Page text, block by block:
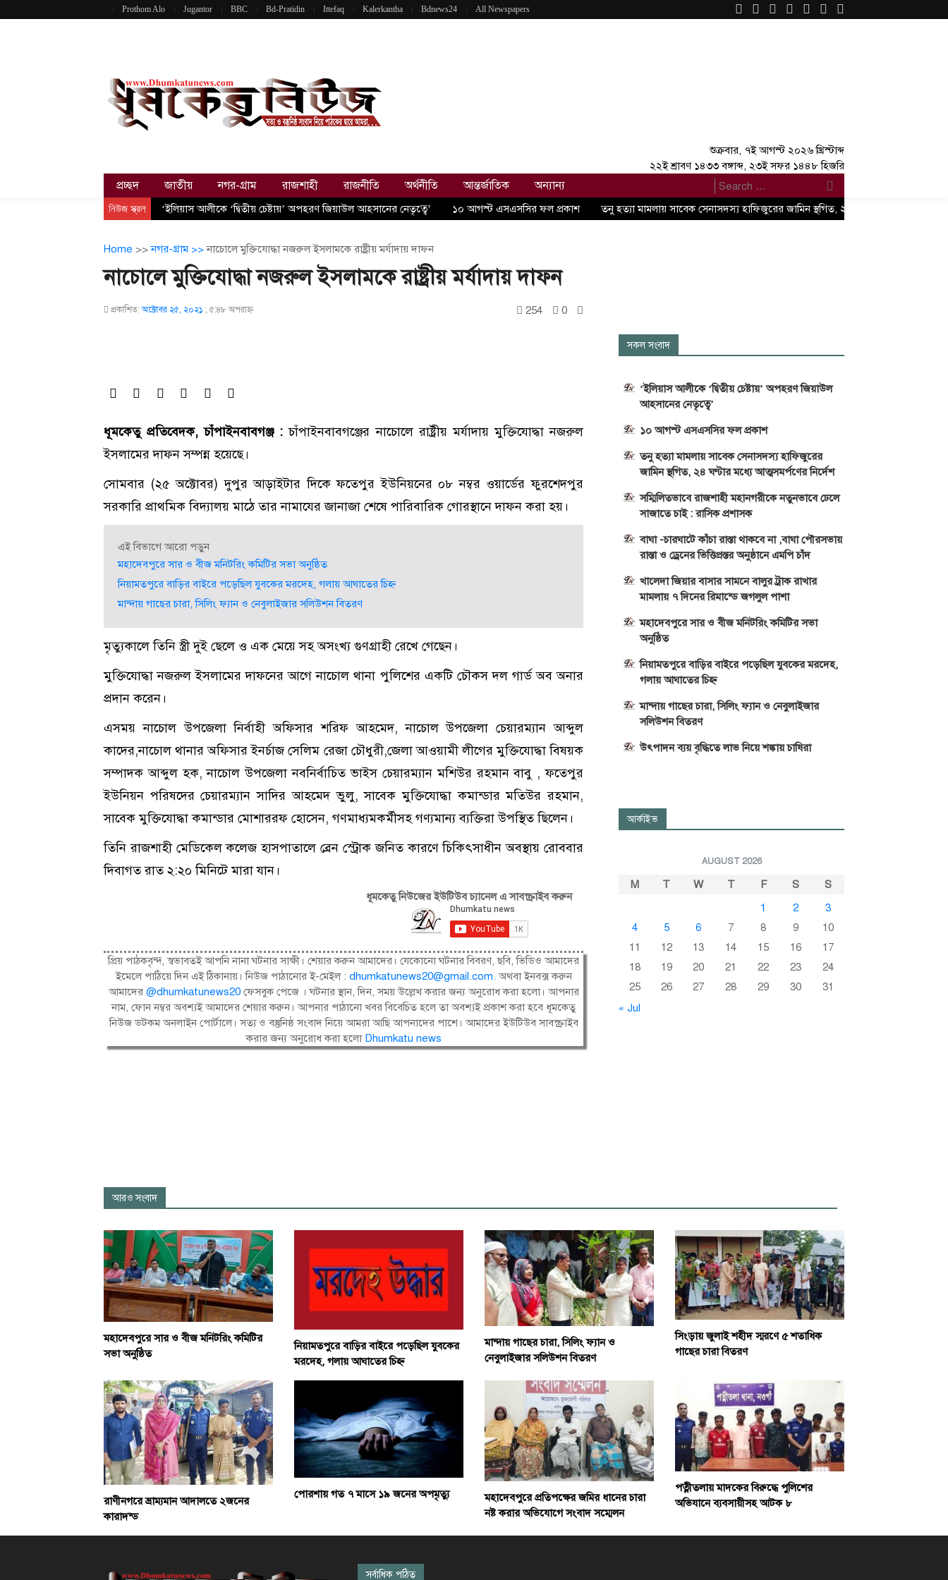
Prothom Alo Jugantor BBC Bd-Pratidin Ittefaq Kalerkantha Bdnews24 All Newspapers
শুক্রবার, ৭ই আগস্ট ২০২৬ খ্রিস্টাব্দ
২২ই শ্রাবণ ১৪৩৩ বঙ্গাব্দ, ২৩ই সফর ১৪৪৮ হিজরি
প্রচ্ছদ জাতীয় নগর-গ্রাম রাজশাহী রাজনীতি অর্থনীতি আন্তর্জাতিক অন্যান্য
×
নিউজ স্ক্রল ‘ইলিয়াস আলীকে ‘দ্বিতীয় চেষ্টায়’ অপহরণ জিয়াউল আহসানের নেতৃত্বে’ ১০ আগস্ট এসএসসির ফল প্রকাশ তনু হত্যা মামলায় সাবেক সেনাসদস্য হাফিজুরের জামিন স্থগিত, ২৪ ঘণ্টার মধ্যে
Home >>নগর-গ্রাম >>নাচোলে মুক্তিযোদ্ধা নজরুল ইসলামকে রাষ্ট্রীয় মর্যাদায় দাফন
নাচোলে মুক্তিযোদ্ধা নজরুল ইসলামকে রাষ্ট্রীয় মর্যাদায় দাফন
প্রকাশিত:অক্টোবর ২৫, ২০২১ ; ৫:৪৮ অপরাহ্ণ 254 0
ধূমকেতু প্রতিবেদক, চাঁপাইনবাবগঞ্জ :চাঁপাইনবাবগঞ্জের নাচোলে রাষ্ট্রীয় মর্যাদায় মুক্তিযোদ্ধা নজরুল
ইসলামের দাফন সম্পন্ন হয়েছে।
সোমবার (২৫ অক্টোবর) দুপুর আড়াইটার দিকে ফতেপুর ইউনিয়নের ০৮ নম্বর ওয়ার্ডের ফুরশেদপুর
সরকারি প্রাথমিক বিদ্যালয় মাঠে তার নামাযের জানাজা শেষে পারিবারিক গোরস্থানে দাফন করা হয়।
এই বিভাগে আরো পড়ুন
মহাদেবপুরে সার ও বীজ মনিটরিং কমিটির সভা অনুষ্ঠিত
নিয়ামতপুরে বাড়ির বাইরে পড়েছিল যুবকের মরদেহ, গলায় আঘাতের চিহ্ন
মান্দায় গাছের চারা, সিলিং ফ্যান ও নেবুলাইজার সলিউশন বিতরণ
মৃত্যুকালে তিনি স্ত্রী দুই ছেলে ও এক মেয়ে সহ অসংখ্য গুণগ্রাহী রেখে গেছেন।
মুক্তিযোদ্ধা নজরুল ইসলামের দাফনের আগে নাচোল থানা পুলিশের একটি চৌকস দল গার্ড অব অনার
প্রদান করেন।
এসময় নাচোল উপজেলা নির্বাহী অফিসার শরিফ আহমেদ, নাচোল উপজেলা চেয়ারম্যান আব্দুল
কাদের,নাচোল থানার অফিসার ইনর্চাজ সেলিম রেজা চৌধুরী,জেলা আওয়ামী লীগের মুক্তিযোদ্ধা বিষয়ক
সম্পাদক আব্দুল হক, নাচোল উপজেলা নবনির্বাচিত ভাইস চেয়ারম্যান মশিউর রহমান বাবু , ফতেপুর
ইউনিয়ন পরিষদের চেয়ারম্যান সাদির আহমেদ ভুলু, সাবেক মুক্তিযোদ্ধা কমান্ডার মতিউর রহমান,
সাবেক মুক্তিযোদ্ধা কমান্ডার মোশাররফ হোসেন, গণমাধ্যমকর্মীসহ গণ্যমান্য ব্যক্তিরা উপস্থিত ছিলেন।
তিনি রাজশাহী মেডিকেল কলেজ হাসপাতালে ব্রেন স্ট্রোক জনিত কারণে চিকিৎসাধীন অবস্থায় রোববার
দিবাগত রাত ২:২০ মিনিটে মারা যান।
ধূমকেতু নিউজের ইউটিউব চ্যানেল এ সাবস্ক্রাইব করুন
প্রিয় পাঠকবৃন্দ, স্বভাবতই আপনি নানা ঘটনার সাক্ষী। শেয়ার করুন আমাদের। যেকোনো ঘটনার বিবরণ, ছবি, ভিডিও আমাদের
ইমেলে পাঠিয়ে দিন এই ঠিকানায়। নিউজ পাঠানোর ই-মেইল : dhumkatunews20@gmail.com. অথবা ইনবক্স করুন
আমাদের@dhumkatunews20 ফেসবুক পেজে । ঘটনার স্থান, দিন, সময় উল্লেখ করার জন্য অনুরোধ করা হলো। আপনার
নাম, ফোন নম্বর অবশ্যই আমাদের শেয়ার করুন। আপনার পাঠানো খবর বিবেচিত হলে তা অবশ্যই প্রকাশ করা হবে ধূমকেতু
নিউজ ডটকম অনলাইন পোর্টালে। সত্য ও বস্তুনিষ্ঠ সংবাদ নিয়ে আমরা আছি আপনাদের পাশে। আমাদের ইউটিউব সাবস্ক্রাইব
করার জন্য অনুরোধ করা হলো Dhumkatu news
সকল সংবাদ
‘ইলিয়াস আলীকে ‘দ্বিতীয় চেষ্টায়’ অপহরণ জিয়াউল
আহসানের নেতৃত্বে’
১০ আগস্ট এসএসসির ফল প্রকাশ
তনু হত্যা মামলায় সাবেক সেনাসদস্য হাফিজুরের
জামিন স্থগিত, ২৪ ঘণ্টার মধ্যে আত্মসমর্পণের নির্দেশ
সম্মিলিতভাবে রাজশাহী মহানগরীকে নতুনভাবে ঢেলে
সাজাতে চাই : রাসিক প্রশাসক
বাঘা -চারঘাটে কাঁচা রাস্তা থাকবে না ,বাঘা পৌরসভায়
রাস্তা ও ড্রেনের ভিত্তিপ্রস্তর অনুষ্ঠানে এমপি চাঁদ
খালেদা জিয়ার বাসার সামনে বালুর ট্রাক রাখার
মামলায় ৭ দিনের রিমান্ডে জগলুল পাশা
মহাদেবপুরে সার ও বীজ মনিটরিং কমিটির সভা
অনুষ্ঠিত
নিয়ামতপুরে বাড়ির বাইরে পড়েছিল যুবকের মরদেহ,
গলায় আঘাতের চিহ্ন
মান্দায় গাছের চারা, সিলিং ফ্যান ও নেবুলাইজার
সলিউশন বিতরণ
উৎপাদন ব্যয় বৃদ্ধিতে লাভ নিয়ে শঙ্কায় চাষিরা
আর্কাইভ
AUGUST 2026
M T W T F S
S
1
2
3
4
5 6 7 8 9
10
11
12 13 14 15 16
17
18
19 20 21 22 23
24
25
26 27 28 29 30
31
« Jul
আরও সংবাদ
মহাদেবপুরে সার ও বীজ মনিটরিং কমিটির
সভা অনুষ্ঠিত
নিয়ামতপুরে বাড়ির বাইরে পড়েছিল যুবকের
মরদেহ, গলায় আঘাতের চিহ্ন
মান্দায় গাছের চারা, সিলিং ফ্যান ও
নেবুলাইজার সলিউশন বিতরণ
সিংড়ায় জুলাই শহীদ স্মরণে ৫ শতাধিক
গাছের চারা বিতরণ
রাণীনগরে ভ্রাম্যমান আদালতে ২জনের
কারাদন্ড
পোরশায় গত ৭ মাসে ১৯ জনের অপমৃত্যু
মহাদেবপুরে প্রতিপক্ষের জমির ধানের চারা
নষ্ট করার অভিযোগে সংবাদ সম্মেলন
পত্নীতলায় মাদকের বিরুদ্ধে পুলিশের
অভিযানে ব্যবসায়ীসহ আটক ৮
সর্বাধিক পঠিত